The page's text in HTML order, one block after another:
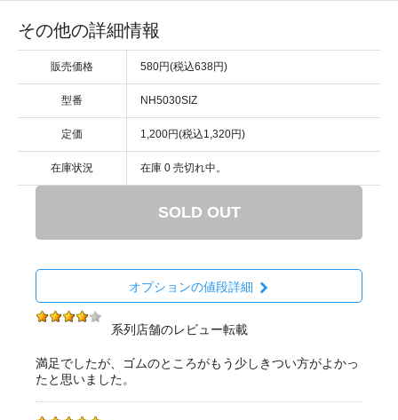
その他の詳細情報
販売価格 580円(税込638円)
型番 NH5030SIZ
定価 1,200円(税込1,320円)
在庫状況 在庫 0 売切れ中。
SOLD OUT
オプションの値段詳細
系列店舗のレビュー転載
満足でしたが、ゴムのところがもう少しきつい方がよかっ
たと思いました。